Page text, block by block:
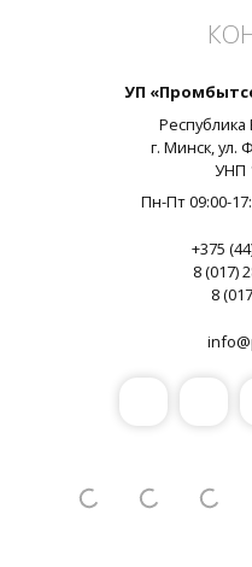
УП
Республика
г. Минск , ул.
УНП
Пн-Пт 09:00-
+375
8 (017)
8